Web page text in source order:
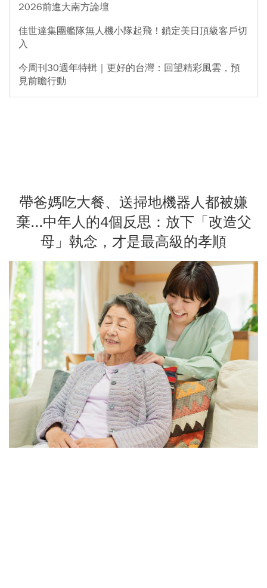
2026前進大南方論壇
佳世達集團艦隊無人機小隊起飛！鎖定美日頂級客戶切
入
今周刊30週年特輯｜更好的台灣：回望精彩風雲，預
見前瞻行動
帶爸媽吃大餐、送掃地機器人都被嫌
棄...中年人的4個反思：放下「改造父
母」執念，才是最高級的孝順